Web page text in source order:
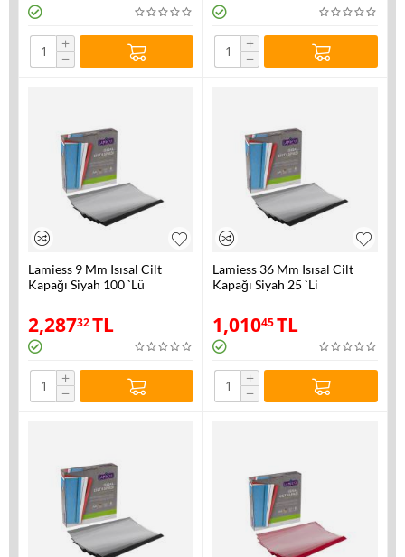
+
−
+
−
Lamiess 9 Mm Isısal Cilt
Kapağı Siyah 100 `Lü
2,28732TL
+
−
Lamiess 36 Mm Isısal Cilt
Kapağı Siyah 25 `Li
1,01045TL
+
−